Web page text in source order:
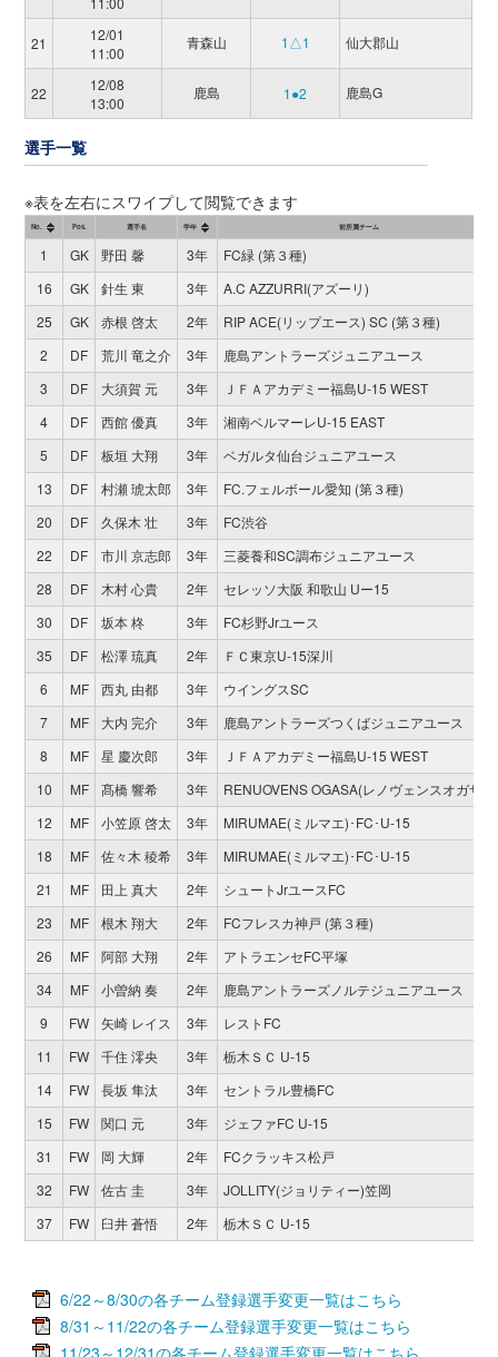
21
12/01
11:00
青森山 1△1 仙大郡山
22
12/08
13:00
鹿島 1●2 鹿島G
選手一覧
※表を左右にスワイプして閲覧できます
No. Pos. 選手名 学年 前所属チーム
1 GK 野田 馨 3年
FC緑 (第３種)
16
GK 針生 東 3年
A.C AZZURRI(アズーリ)
25
GK 赤根 啓太 2年
RIP ACE(リップエース) SC (第３種)
2
DF 荒川 竜之介 3年
鹿島アントラーズジュニアユース
3
DF 大須賀 元 3年
ＪＦＡアカデミー福島U-15 WEST
4
DF 西館 優真 3年
湘南ベルマーレU-15 EAST
5
DF 板垣 大翔 3年
ベガルタ仙台ジュニアユース
13
DF 村瀬 琥太郎 3年
FC.フェルボール愛知 (第３種)
20
DF 久保木 壮 3年
FC渋谷
22
DF 市川 京志郎 3年
三菱養和SC調布ジュニアユース
28
DF 木村 心貴 2年
セレッソ大阪 和歌山 Uー15
30
DF 坂本 柊 3年
FC杉野Jrユース
35
DF 松澤 琉真 2年
ＦＣ東京U-15深川
6
MF 西丸 由都 3年
ウイングスSC
7
MF 大内 完介 3年
鹿島アントラーズつくばジュニアユース
8
MF 星 慶次郎 3年
ＪＦＡアカデミー福島U-15 WEST
10
MF 髙橋 響希 3年
RENUOVENS OGASA(レノヴェンスオガサ)
12
MF 小笠原 啓太 3年
MIRUMAE(ミルマエ)･FC･U-15
18
MF 佐々木 稜希 3年
MIRUMAE(ミルマエ)･FC･U-15
21
MF 田上 真大 2年
シュートJrユースFC
23
MF 根木 翔大 2年
FCフレスカ神戸 (第３種)
26
MF 阿部 大翔 2年
アトラエンセFC平塚
34
MF 小曽納 奏 2年
鹿島アントラーズノルテジュニアユース
9
FW 矢崎 レイス 3年
レストFC
11
FW 千住 澪央 3年
栃木ＳＣ U-15
14
FW 長坂 隼汰 3年
セントラル豊橋FC
15
FW 関口 元 3年
ジェファFC U-15
31
FW 岡 大輝 2年
FCクラッキス松戸
32
FW 佐古 圭 3年
JOLLITY(ジョリティー)笠岡
37
FW 臼井 蒼悟 2年 栃木ＳＣ U-15
6/22～8/30の各チーム登録選手変更一覧はこちら
8/31～11/22の各チーム登録選手変更一覧はこちら
11/23～12/31の各チーム登録選手変更一覧はこちら